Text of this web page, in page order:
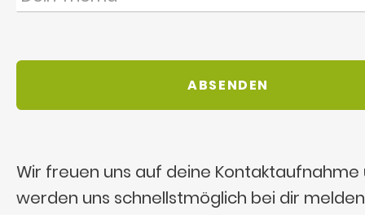
Wir freuen uns auf deine Kontaktaufnahme
werden uns schnellstmöglich bei dir